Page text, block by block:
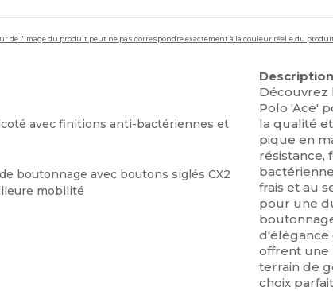
de l'image du produit peut ne pas correspondre exactement à la couleur réelle du
avec finitions anti-bactériennes et
boutonnage avec boutons siglés CX2
mobilité
Découvrez
Polo 'Ace'
la qualité
pique en
résistance,
frais et au
pour une
d'élégance
offrent une
terrain de
choix